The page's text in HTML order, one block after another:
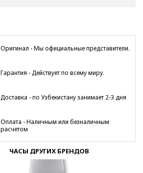
Оригинал - Мы официальные представители.
Гарантия - Действует по всему миру.
Доставка - по Узбекистану занимает 2-3 дня
Оплата - Наличным или безналичным
расчетом
ЧАСЫ ДРУГИХ БРЕНДОВ